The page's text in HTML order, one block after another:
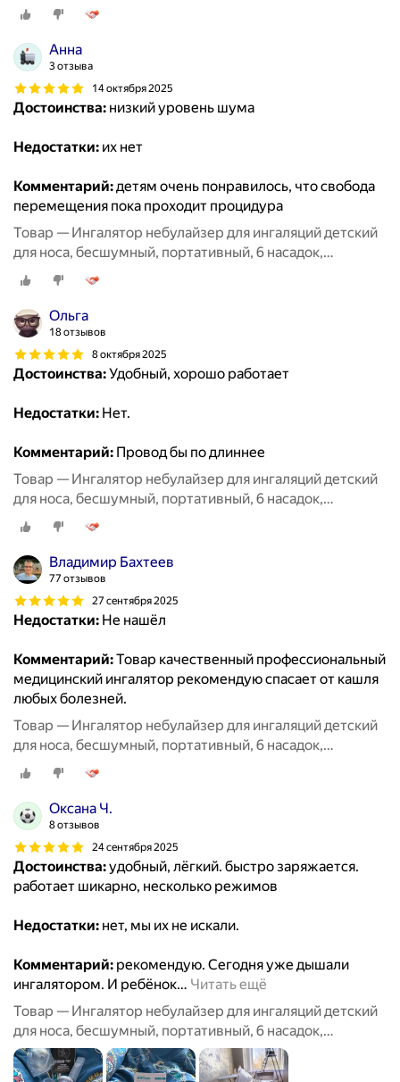
аэрозольный, взрослый, белый
Анна
3 отзыва
14 октября 2025
Достоинства: низкий уровень шума
Недостатки: их нет
Комментарий:детям очень понравилось, что свобода
перемещения пока проходит процидура
Товар — Ингалятор небулайзер для ингаляций детский
для носа, бесшумный, портативный, 6 насадок,
аэрозольный, взрослый, белый
Ольга
18 отзывов
8 октября 2025
Достоинства:Удобный, хорошо работает
Недостатки: Нет.
Комментарий: Провод бы по длиннее
Товар — Ингалятор небулайзер для ингаляций детский
для носа, бесшумный, портативный, 6 насадок,
аэрозольный, взрослый, белый
Владимир Бахтеев
77 отзывов
27 сентября 2025
Недостатки: Не нашёл
Комментарий:Товар качественный профессиональный
медицинский ингалятор рекомендую спасает от кашля
любых болезней.
Товар — Ингалятор небулайзер для ингаляций детский
для носа, бесшумный, портативный, 6 насадок,
аэрозольный, взрослый, белый
Оксана Ч.
8 отзывов
24 сентября 2025
Достоинства:удобный, лёгкий. быстро заряжается.
работает шикарно, несколько режимов
Недостатки: нет, мы их не искали.
Комментарий: рекомендую. Сегодня уже дышали
ингалятором. И ребёнок… Читать ещё
Товар — Ингалятор небулайзер для ингаляций детский
для носа, бесшумный, портативный, 6 насадок,
аэрозольный, взрослый, белый